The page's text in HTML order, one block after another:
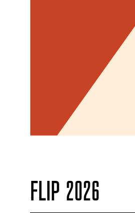
FLIP 2026